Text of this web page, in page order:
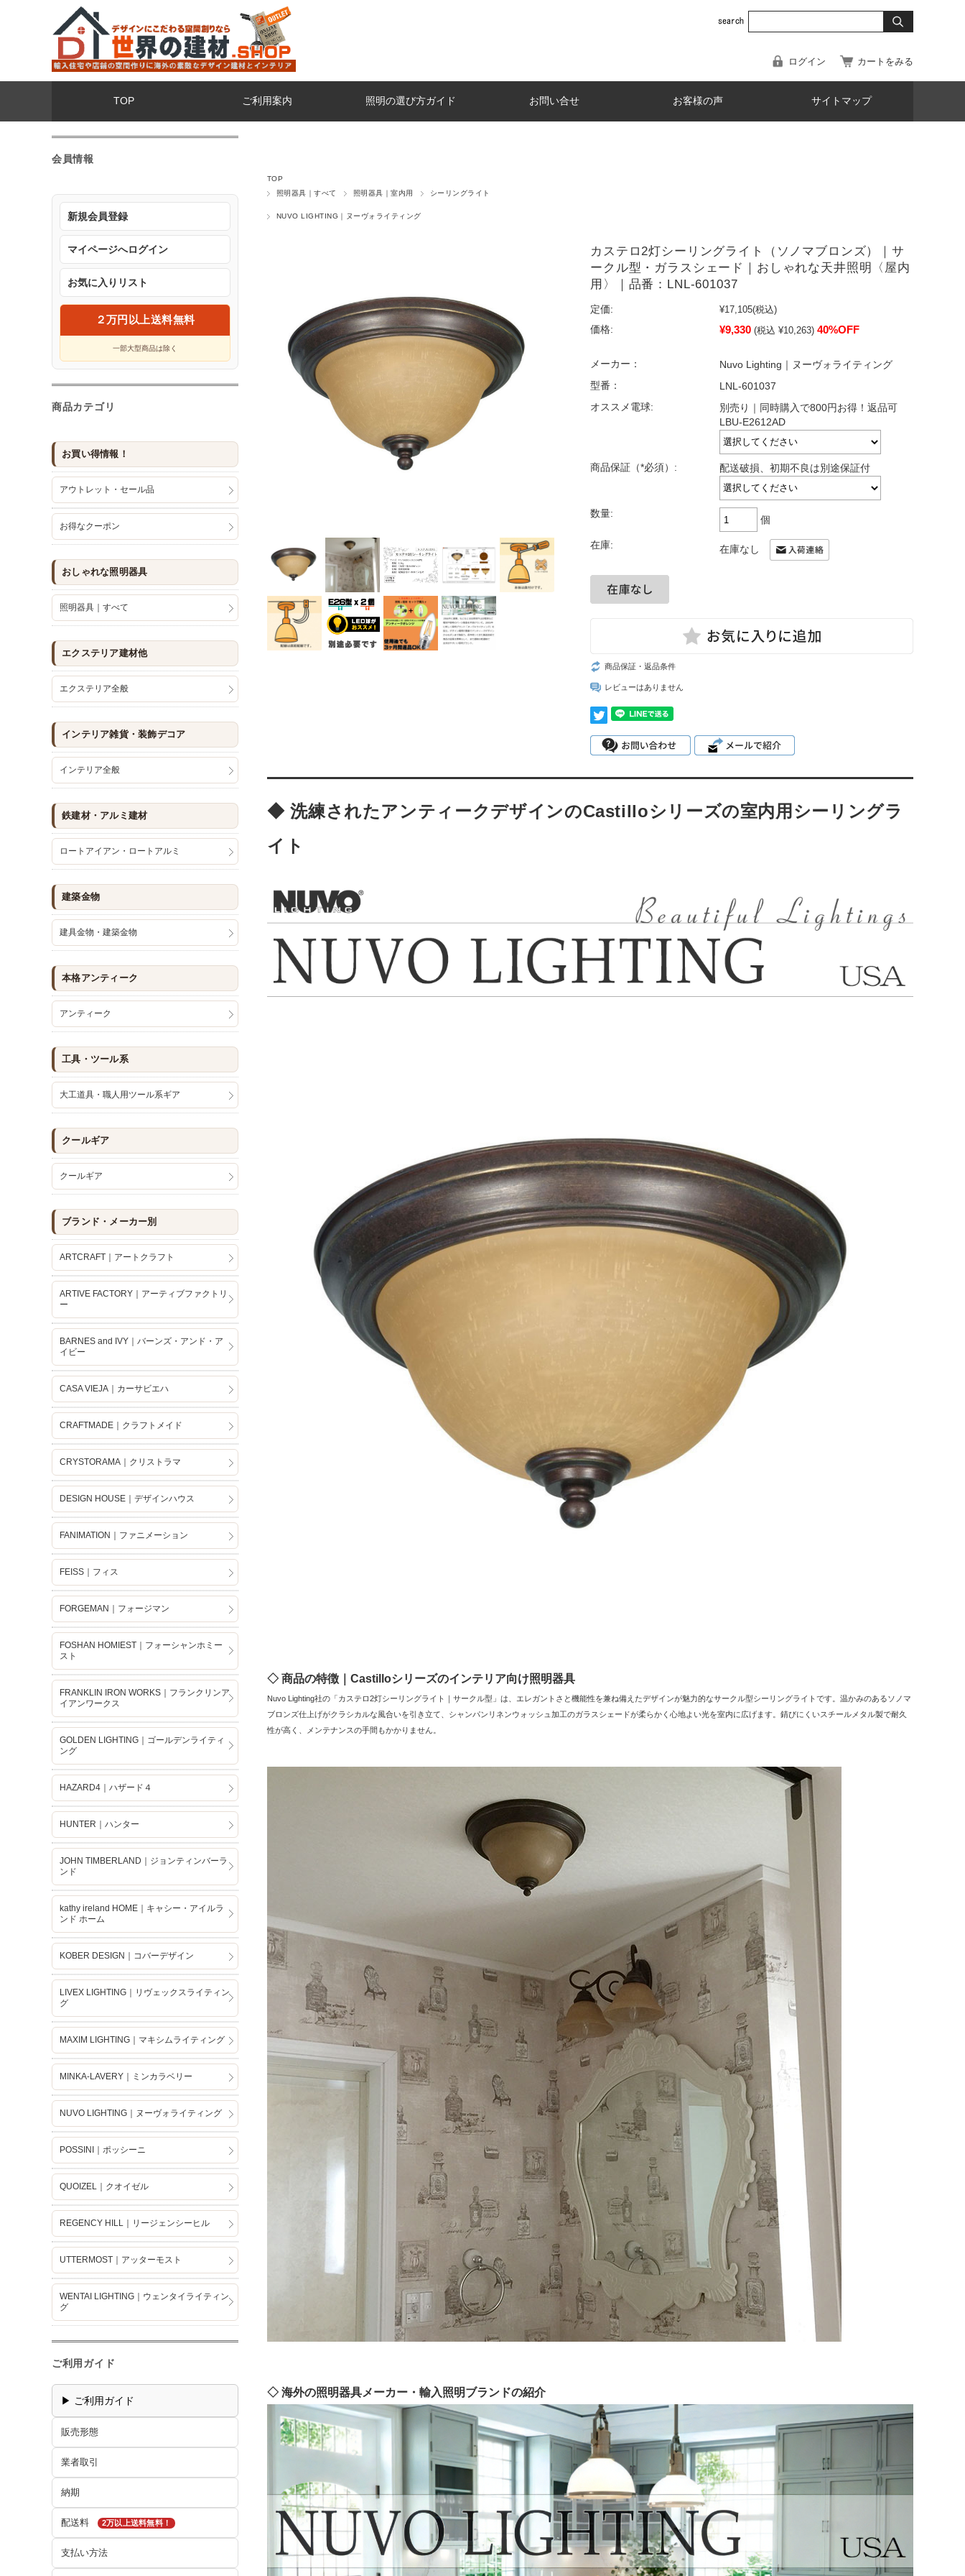
ログイン カートをみる
TOP ご利用案内 照明の選び方ガイド お問い合せ お客様の声 サイトマップ
TOP
照明器具｜すべて
照明器具｜室内用 シーリングライト
NUVO LIGHTING｜ヌーヴォライティング
カステロ2灯シーリングライト（ソノマブロンズ）｜サ
ークル型・ガラスシェード｜おしゃれな天井照明〈屋内
用〉｜品番：LNL-601037
定価: ¥17,105(税込)
価格:
¥9,330 (税込 ¥10,263) 40%OFF
メーカー：
Nuvo Lighting｜ヌーヴォライティング
型番：
LNL-601037
オススメ電球:
別売り｜同時購入で800円お得！返品可
LBU-E2612AD
商品保証（*必須）: 配送破損、初期不良は別途保証付
数量:
個
在庫: 在庫なし
商品保証・返品条件
レビューはありません
◆ 洗練されたアンティークデザインのCastilloシリーズの室内用シーリングラ
イト
◇ 商品の特徴｜Castilloシリーズのインテリア向け照明器具
Nuvo Lighting社の「カステロ2灯シーリングライト｜サークル型」は、エレガントさと機能性を兼ね備えたデザインが魅力的なサークル型シーリングライトです。温かみのあるソノマ
ブロンズ仕上げがクラシカルな風合いを引き立て、シャンパンリネンウォッシュ加工のガラスシェードが柔らかく心地よい光を室内に広げます。錆びにくいスチールメタル製で耐久
性が高く、メンテナンスの手間もかかりません。
◇ 海外の照明器具メーカー・輸入照明ブランドの紹介
会員情報
新規会員登録
マイページへログイン
お気に入りリスト
２万円以上送料無料
一部大型商品は除く
商品カテゴリ
お買い得情報！
アウトレット・セール品
お得なクーポン
おしゃれな照明器具
照明器具｜すべて
エクステリア建材他
エクステリア全般
インテリア雑貨・装飾デコア
インテリア全般
鉄建材・アルミ建材
ロートアイアン・ロートアルミ
建築金物
建具金物・建築金物
本格アンティーク
アンティーク
工具・ツール系
大工道具・職人用ツール系ギア
クールギア
クールギア
ブランド・メーカー別
ARTCRAFT｜アートクラフト
ARTIVE FACTORY｜アーティブファクトリ
ー
BARNES and IVY｜バーンズ・アンド・ア
イビー
CASA VIEJA｜カーサビエハ
CRAFTMADE｜クラフトメイド
CRYSTORAMA｜クリストラマ
DESIGN HOUSE｜デザインハウス
FANIMATION｜ファニメーション
FEISS｜フィス
FORGEMAN｜フォージマン
FOSHAN HOMIEST｜フォーシャンホミー
スト
FRANKLIN IRON WORKS｜フランクリンア
イアンワークス
GOLDEN LIGHTING｜ゴールデンライティ
ング
HAZARD4｜ハザード４
HUNTER｜ハンター
JOHN TIMBERLAND｜ジョンティンバーラ
ンド
kathy ireland HOME｜キャシー・アイルラ
ンド ホーム
KOBER DESIGN｜コバーデザイン
LIVEX LIGHTING｜リヴェックスライティン
グ
MAXIM LIGHTING｜マキシムライティング
MINKA-LAVERY｜ミンカラベリー
NUVO LIGHTING｜ヌーヴォライティング
POSSINI｜ポッシーニ
QUOIZEL｜クオイゼル
REGENCY HILL｜リージェンシーヒル
UTTERMOST｜アッターモスト
WENTAI LIGHTING｜ウェンタイライティン
グ
ご利用ガイド
▶ ご利用ガイド
販売形態
業者取引
納期
配送料 2万以上送料無料！
支払い方法